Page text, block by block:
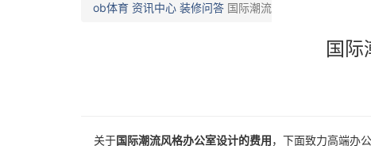
ob体育 资讯中心 装修问答 国际潮流风格办公室设计费
国际
关于国际潮流风格办公室设计的费用，下面致力高端办